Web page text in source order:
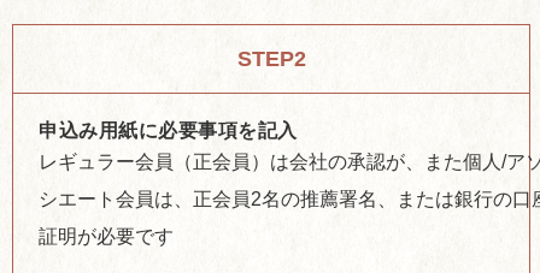
STEP2
申込み用紙に必要事項を記入
レギュラー会員（正会員）は会社の承認が、また個人/ア
シエート会員は、正会員2名の推薦署名、または銀行の口
証明が必要です